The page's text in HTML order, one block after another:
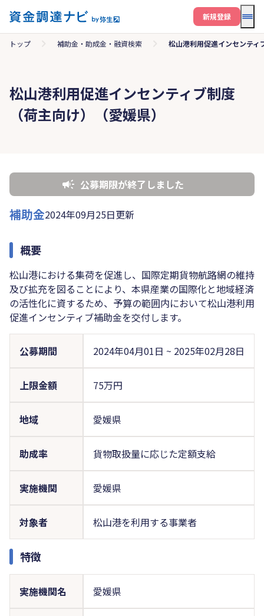
メ
新規登録
トップ 補助金・助成金・融資検索 松山港利用促進インセンティ
松山港利用促進インセンティブ制度
（荷主向け）（愛媛県）
公募期限が終了しました
補助金2024年09月25日更新
概要
松山港における集荷を促進し、国際定期貨物航路網の維持
及び拡充を図ることにより、本県産業の国際化と地域経済
の活性化に資するため、予算の範囲内において松山港利用
促進インセンティブ補助金を交付します。
公募期間 2024年04月01日 ~ 2025年02月28日
上限金額 75万円
地域 愛媛県
助成率 貨物取扱量に応じた定額支給
実施機関 愛媛県
対象者 松山港を利用する事業者
特徴
実施機関名 愛媛県